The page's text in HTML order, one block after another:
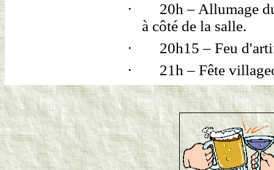
·
20h – Allumage
à côté de la salle.
·
20h15 – Feu
·
21h – Fête